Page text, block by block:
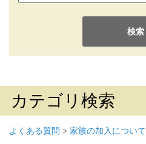
検索
カテゴリ検索
よくある質問 > 家族の加入について